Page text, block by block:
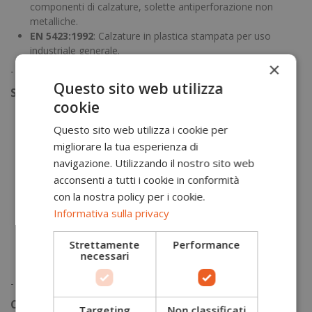
componenti di calzature, solette antiperforazione non
metalliche.
EN 5423:1992: Calzature in plastica stampata per uso
industriale generale.
-
Specifiche tecniche
Zona del tallone chiusa
S - Puntale resistente a urto di 200J
S - Puntale resistente a compressione di 15 kN
A - Calzatura antistatica
E - Assorbimento di energia nella zona del tallone
P - Resistenza alla perforazione (con inserto
antiperforazione metallico)
FO - Resistenza agli idrocarburi della suola
WPA - Assorbimento e penetrazione d'acqua dal tomaio
SRC - Resistenza allo scivolamento (test obbligatorio
ceramica-Nals)
-
Caratteristiche tecniche
×
Questo sito web utilizza
cookie
Questo sito web utilizza i cookie per
migliorare la tua esperienza di
navigazione. Utilizzando il nostro sito web
acconsenti a tutti i cookie in conformità
con la nostra policy per i cookie.
Informativa sulla privacy
Strettamente
necessari
Performance